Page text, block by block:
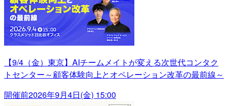
【9/4（金）東京】AIチームメイトが変える次世代コンタク
トセンター～顧客体験向上とオペレーション改革の最前線～
開催前2026年9月4日(金) 15:00